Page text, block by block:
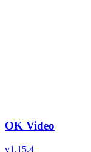
OK Video
v1.15.4